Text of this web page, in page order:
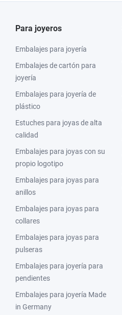
Para joyeros
Embalajes para joyería
Embalajes de cartón para
joyería
Embalajes para joyería de
plástico
Estuches para joyas de alta
calidad
Embalajes para joyas con su
propio logotipo
Embalajes para joyas para
anillos
Embalajes para joyas para
collares
Embalajes para joyas para
pulseras
Embalajes para joyería para
pendientes
Embalajes para joyería Made
in Germany